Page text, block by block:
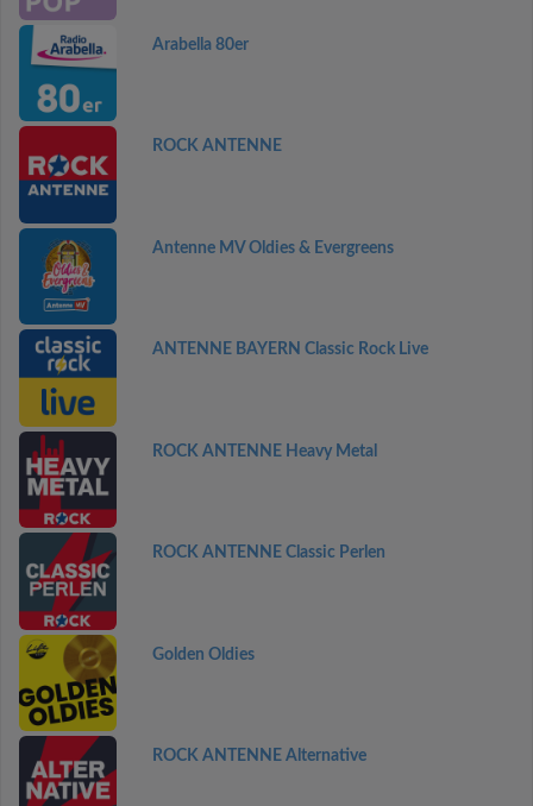
Arabella 80er
ROCK ANTENNE
Antenne MV Oldies & Evergreens
ANTENNE BAYERN Classic Rock Live
ROCK ANTENNE Heavy Metal
ROCK ANTENNE Classic Perlen
Golden Oldies
ROCK ANTENNE Alternative